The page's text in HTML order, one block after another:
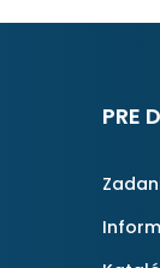
PRE